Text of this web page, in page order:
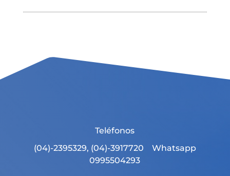
Teléfonos
(04)-2395329, (04)-3917720 Whatsapp
0995504293